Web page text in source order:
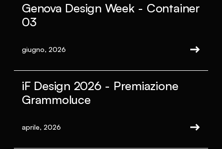
Genova Design Week - Container
03
giugno, 2026
iF Design 2026 - Premiazione
Grammoluce
aprile, 2026